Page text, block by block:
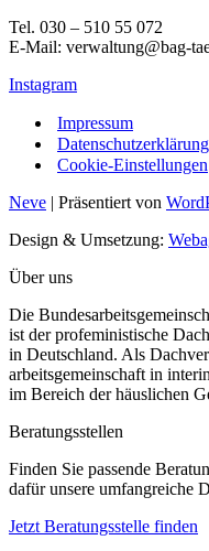
Tel. 030 – 510 55 072
E-Mail: verwaltung@bag-
Instagram
Impressum
Datenschutzerklärung
Cookie-Einstellungen
Neve | Präsentiert von
Design & Umsetzung:
Über uns
Die
ist der profeministische
in Deutschland. Als
arbeitsgemeinschaft in
im Bereich der häuslichen
Beratungsstellen
Finden Sie passende
dafür unsere umfangreiche
Jetzt Beratungsstelle finden